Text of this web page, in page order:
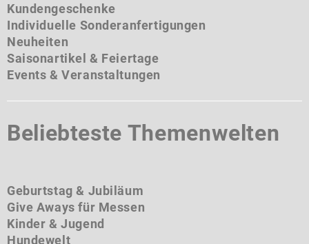
Kundengeschenke
Individuelle Sonderanfertigungen
Neuheiten
Saisonartikel & Feiertage
Events & Veranstaltungen
Beliebteste Themenwelten
Geburtstag & Jubiläum
Give Aways für Messen
Kinder & Jugend
Hundewelt